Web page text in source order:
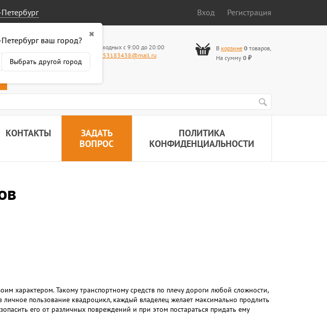
✖
Петербург ваш город?
Выбрать другой город
Вход Регистрация
Работаем без выходных с 9:00 до 20:00
89653183438@mail.ru
В корзине 0товаров,
На сумму 0 ₽
КОНТАКТЫ
ЗАДАТЬ
ВОПРОС
ПОЛИТИКА
КОНФИДЕНЦИАЛЬНОСТИ
характером. Такому транспортному средств по плечу дороги любой сложности,
личное пользование квадроцикл, каждый владелец желает максимально продлить
его от различных повреждений и при этом постараться придать ему